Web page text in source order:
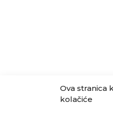
Ova stranica
kolačiće